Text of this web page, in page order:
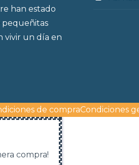
han estado
pequeñitas
vivir un día en
de compraCondiciones
compra!